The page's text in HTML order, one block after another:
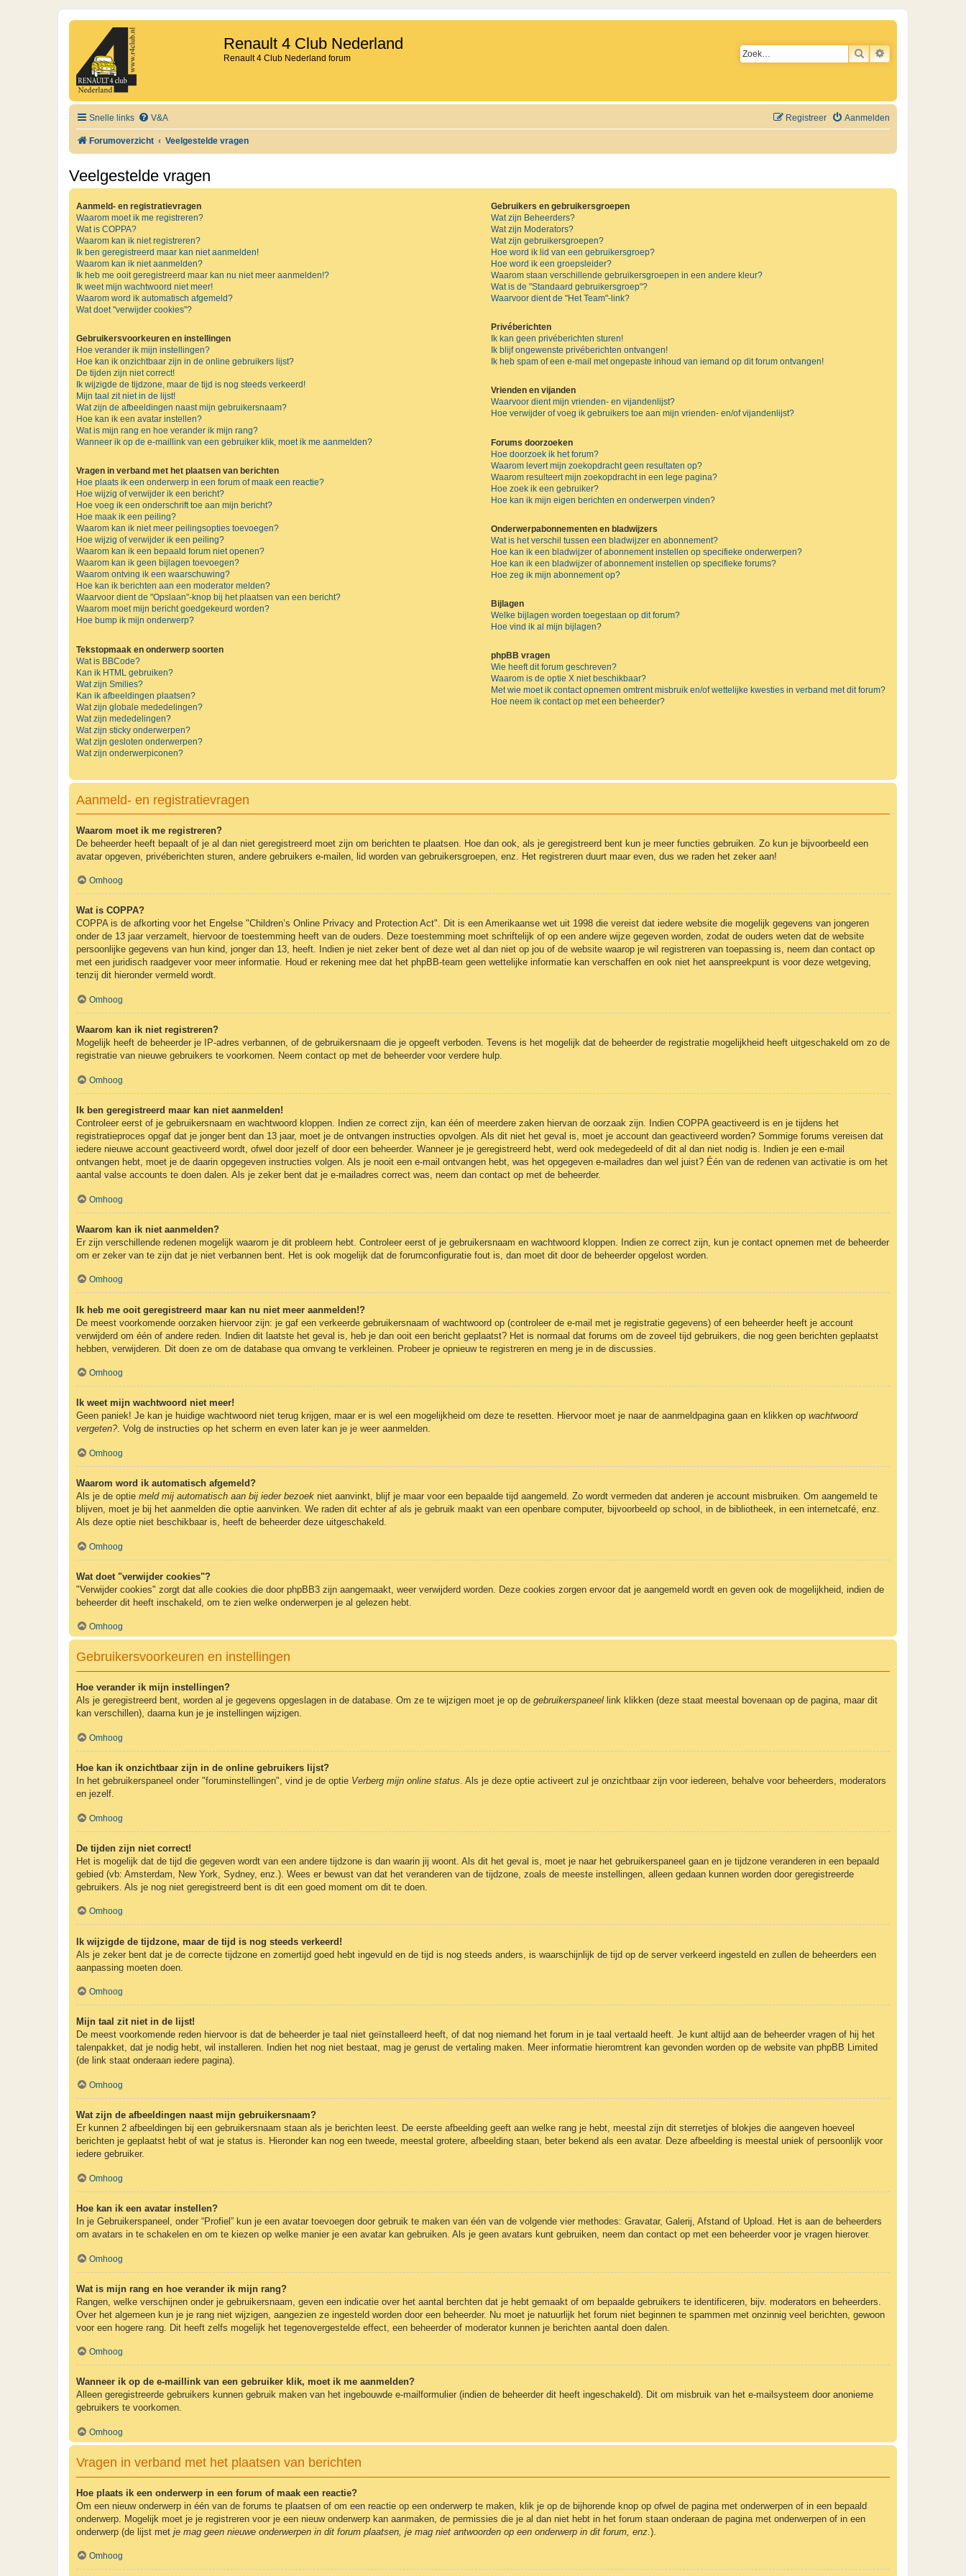
Renault 4 Club Nederland
Renault 4 Club Nederland forum ZOEKUITGEBREID
Snelle links V&A Aanmelden
Registreer
Forumoverzicht Veelgestelde vragen
Veelgestelde vragen
Aanmeld- en registratievragen
Waarom moet ik me registreren?
Wat is COPPA?
Waarom kan ik niet registreren?
Ik ben geregistreerd maar kan niet aanmelden!
Waarom kan ik niet aanmelden?
Ik heb me ooit geregistreerd maar kan nu niet meer aanmelden!?
Ik weet mijn wachtwoord niet meer!
Waarom word ik automatisch afgemeld?
Wat doet "verwijder cookies"?
Gebruikersvoorkeuren en instellingen
Hoe verander ik mijn instellingen?
Hoe kan ik onzichtbaar zijn in de online gebruikers lijst?
De tijden zijn niet correct!
Ik wijzigde de tijdzone, maar de tijd is nog steeds verkeerd!
Mijn taal zit niet in de lijst!
Wat zijn de afbeeldingen naast mijn gebruikersnaam?
Hoe kan ik een avatar instellen?
Wat is mijn rang en hoe verander ik mijn rang?
Wanneer ik op de e-maillink van een gebruiker klik, moet ik me aanmelden?
Vragen in verband met het plaatsen van berichten
Hoe plaats ik een onderwerp in een forum of maak een reactie?
Hoe wijzig of verwijder ik een bericht?
Hoe voeg ik een onderschrift toe aan mijn bericht?
Hoe maak ik een peiling?
Waarom kan ik niet meer peilingsopties toevoegen?
Hoe wijzig of verwijder ik een peiling?
Waarom kan ik een bepaald forum niet openen?
Waarom kan ik geen bijlagen toevoegen?
Waarom ontving ik een waarschuwing?
Hoe kan ik berichten aan een moderator melden?
Waarvoor dient de "Opslaan"-knop bij het plaatsen van een bericht?
Waarom moet mijn bericht goedgekeurd worden?
Hoe bump ik mijn onderwerp?
Tekstopmaak en onderwerp soorten
Wat is BBCode?
Kan ik HTML gebruiken?
Wat zijn Smilies?
Kan ik afbeeldingen plaatsen?
Wat zijn globale mededelingen?
Wat zijn mededelingen?
Wat zijn sticky onderwerpen?
Wat zijn gesloten onderwerpen?
Wat zijn onderwerpiconen?
Gebruikers en gebruikersgroepen
Wat zijn Beheerders?
Wat zijn Moderators?
Wat zijn gebruikersgroepen?
Hoe word ik lid van een gebruikersgroep?
Hoe word ik een groepsleider?
Waarom staan verschillende gebruikersgroepen in een andere kleur?
Wat is de "Standaard gebruikersgroep"?
Waarvoor dient de "Het Team"-link?
Privéberichten
Ik kan geen privéberichten sturen!
Ik blijf ongewenste privéberichten ontvangen!
Ik heb spam of een e-mail met ongepaste inhoud van iemand op dit forum ontvangen!
Vrienden en vijanden
Waarvoor dient mijn vrienden- en vijandenlijst?
Hoe verwijder of voeg ik gebruikers toe aan mijn vrienden- en/of vijandenlijst?
Forums doorzoeken
Hoe doorzoek ik het forum?
Waarom levert mijn zoekopdracht geen resultaten op?
Waarom resulteert mijn zoekopdracht in een lege pagina?
Hoe zoek ik een gebruiker?
Hoe kan ik mijn eigen berichten en onderwerpen vinden?
Onderwerpabonnementen en bladwijzers
Wat is het verschil tussen een bladwijzer en abonnement?
Hoe kan ik een bladwijzer of abonnement instellen op specifieke onderwerpen?
Hoe kan ik een bladwijzer of abonnement instellen op specifieke forums?
Hoe zeg ik mijn abonnement op?
Bijlagen
Welke bijlagen worden toegestaan op dit forum?
Hoe vind ik al mijn bijlagen?
phpBB vragen
Wie heeft dit forum geschreven?
Waarom is de optie X niet beschikbaar?
Met wie moet ik contact opnemen omtrent misbruik en/of wettelijke kwesties in verband met dit forum?
Hoe neem ik contact op met een beheerder?
Aanmeld- en registratievragen
Waarom moet ik me registreren?
De beheerder heeft bepaalt of je al dan niet geregistreerd moet zijn om berichten te plaatsen. Hoe dan ook, als je geregistreerd bent kun je meer functies gebruiken. Zo kun je bijvoorbeeld een
avatar opgeven, privéberichten sturen, andere gebruikers e-mailen, lid worden van gebruikersgroepen, enz. Het registreren duurt maar even, dus we raden het zeker aan!
Omhoog
Wat is COPPA?
COPPA is de afkorting voor het Engelse "Children’s Online Privacy and Protection Act". Dit is een Amerikaanse wet uit 1998 die vereist dat iedere website die mogelijk gegevens van jongeren
onder de 13 jaar verzamelt, hiervoor de toestemming heeft van de ouders. Deze toestemming moet schriftelijk of op een andere wijze gegeven worden, zodat de ouders weten dat de website
persoonlijke gegevens van hun kind, jonger dan 13, heeft. Indien je niet zeker bent of deze wet al dan niet op jou of de website waarop je wil registreren van toepassing is, neem dan contact op
met een juridisch raadgever voor meer informatie. Houd er rekening mee dat het phpBB-team geen wettelijke informatie kan verschaffen en ook niet het aanspreekpunt is voor deze wetgeving,
tenzij dit hieronder vermeld wordt.
Omhoog
Waarom kan ik niet registreren?
Mogelijk heeft de beheerder je IP-adres verbannen, of de gebruikersnaam die je opgeeft verboden. Tevens is het mogelijk dat de beheerder de registratie mogelijkheid heeft uitgeschakeld om zo de
registratie van nieuwe gebruikers te voorkomen. Neem contact op met de beheerder voor verdere hulp.
Omhoog
Ik ben geregistreerd maar kan niet aanmelden!
Controleer eerst of je gebruikersnaam en wachtwoord kloppen. Indien ze correct zijn, kan één of meerdere zaken hiervan de oorzaak zijn. Indien COPPA geactiveerd is en je tijdens het
registratieproces opgaf dat je jonger bent dan 13 jaar, moet je de ontvangen instructies opvolgen. Als dit niet het geval is, moet je account dan geactiveerd worden? Sommige forums vereisen dat
iedere nieuwe account geactiveerd wordt, ofwel door jezelf of door een beheerder. Wanneer je je geregistreerd hebt, werd ook medegedeeld of dit al dan niet nodig is. Indien je een e-mail
ontvangen hebt, moet je de daarin opgegeven instructies volgen. Als je nooit een e-mail ontvangen hebt, was het opgegeven e-mailadres dan wel juist? Één van de redenen van activatie is om het
aantal valse accounts te doen dalen. Als je zeker bent dat je e-mailadres correct was, neem dan contact op met de beheerder.
Omhoog
Waarom kan ik niet aanmelden?
Er zijn verschillende redenen mogelijk waarom je dit probleem hebt. Controleer eerst of je gebruikersnaam en wachtwoord kloppen. Indien ze correct zijn, kun je contact opnemen met de beheerder
om er zeker van te zijn dat je niet verbannen bent. Het is ook mogelijk dat de forumconfiguratie fout is, dan moet dit door de beheerder opgelost worden.
Omhoog
Ik heb me ooit geregistreerd maar kan nu niet meer aanmelden!?
De meest voorkomende oorzaken hiervoor zijn: je gaf een verkeerde gebruikersnaam of wachtwoord op (controleer de e-mail met je registratie gegevens) of een beheerder heeft je account
verwijderd om één of andere reden. Indien dit laatste het geval is, heb je dan ooit een bericht geplaatst? Het is normaal dat forums om de zoveel tijd gebruikers, die nog geen berichten geplaatst
hebben, verwijderen. Dit doen ze om de database qua omvang te verkleinen. Probeer je opnieuw te registreren en meng je in de discussies.
Omhoog
Ik weet mijn wachtwoord niet meer!
Geen paniek! Je kan je huidige wachtwoord niet terug krijgen, maar er is wel een mogelijkheid om deze te resetten. Hiervoor moet je naar de aanmeldpagina gaan en klikken op wachtwoord
vergeten?. Volg de instructies op het scherm en even later kan je je weer aanmelden.
Omhoog
Waarom word ik automatisch afgemeld?
Als je de optie meld mij automatisch aan bij ieder bezoek niet aanvinkt, blijf je maar voor een bepaalde tijd aangemeld. Zo wordt vermeden dat anderen je account misbruiken. Om aangemeld te
blijven, moet je bij het aanmelden die optie aanvinken. We raden dit echter af als je gebruik maakt van een openbare computer, bijvoorbeeld op school, in de bibliotheek, in een internetcafé, enz.
Als deze optie niet beschikbaar is, heeft de beheerder deze uitgeschakeld.
Omhoog
Wat doet "verwijder cookies"?
"Verwijder cookies" zorgt dat alle cookies die door phpBB3 zijn aangemaakt, weer verwijderd worden. Deze cookies zorgen ervoor dat je aangemeld wordt en geven ook de mogelijkheid, indien de
beheerder dit heeft inschakeld, om te zien welke onderwerpen je al gelezen hebt.
Omhoog
Gebruikersvoorkeuren en instellingen
Hoe verander ik mijn instellingen?
Als je geregistreerd bent, worden al je gegevens opgeslagen in de database. Om ze te wijzigen moet je op de gebruikerspaneel link klikken (deze staat meestal bovenaan op de pagina, maar dit
kan verschillen), daarna kun je je instellingen wijzigen.
Omhoog
Hoe kan ik onzichtbaar zijn in de online gebruikers lijst?
In het gebruikerspaneel onder "foruminstellingen", vind je de optie Verberg mijn online status. Als je deze optie activeert zul je onzichtbaar zijn voor iedereen, behalve voor beheerders, moderators
en jezelf.
Omhoog
De tijden zijn niet correct!
Het is mogelijk dat de tijd die gegeven wordt van een andere tijdzone is dan waarin jij woont. Als dit het geval is, moet je naar het gebruikerspaneel gaan en je tijdzone veranderen in een bepaald
gebied (vb: Amsterdam, New York, Sydney, enz.). Wees er bewust van dat het veranderen van de tijdzone, zoals de meeste instellingen, alleen gedaan kunnen worden door geregistreerde
gebruikers. Als je nog niet geregistreerd bent is dit een goed moment om dit te doen.
Omhoog
Ik wijzigde de tijdzone, maar de tijd is nog steeds verkeerd!
Als je zeker bent dat je de correcte tijdzone en zomertijd goed hebt ingevuld en de tijd is nog steeds anders, is waarschijnlijk de tijd op de server verkeerd ingesteld en zullen de beheerders een
aanpassing moeten doen.
Omhoog
Mijn taal zit niet in de lijst!
De meest voorkomende reden hiervoor is dat de beheerder je taal niet geïnstalleerd heeft, of dat nog niemand het forum in je taal vertaald heeft. Je kunt altijd aan de beheerder vragen of hij het
talenpakket, dat je nodig hebt, wil installeren. Indien het nog niet bestaat, mag je gerust de vertaling maken. Meer informatie hieromtrent kan gevonden worden op de website van phpBB Limited
(de link staat onderaan iedere pagina).
Omhoog
Wat zijn de afbeeldingen naast mijn gebruikersnaam?
Er kunnen 2 afbeeldingen bij een gebruikersnaam staan als je berichten leest. De eerste afbeelding geeft aan welke rang je hebt, meestal zijn dit sterretjes of blokjes die aangeven hoeveel
berichten je geplaatst hebt of wat je status is. Hieronder kan nog een tweede, meestal grotere, afbeelding staan, beter bekend als een avatar. Deze afbeelding is meestal uniek of persoonlijk voor
iedere gebruiker.
Omhoog
Hoe kan ik een avatar instellen?
In je Gebruikerspaneel, onder “Profiel” kun je een avatar toevoegen door gebruik te maken van één van de volgende vier methodes: Gravatar, Galerij, Afstand of Upload. Het is aan de beheerders
om avatars in te schakelen en om te kiezen op welke manier je een avatar kan gebruiken. Als je geen avatars kunt gebruiken, neem dan contact op met een beheerder voor je vragen hierover.
Omhoog
Wat is mijn rang en hoe verander ik mijn rang?
Rangen, welke verschijnen onder je gebruikersnaam, geven een indicatie over het aantal berchten dat je hebt gemaakt of om bepaalde gebruikers te identificeren, bijv. moderators en beheerders.
Over het algemeen kun je je rang niet wijzigen, aangezien ze ingesteld worden door een beheerder. Nu moet je natuurlijk het forum niet beginnen te spammen met onzinnig veel berichten, gewoon
voor een hogere rang. Dit heeft zelfs mogelijk het tegenovergestelde effect, een beheerder of moderator kunnen je berichten aantal doen dalen.
Omhoog
Wanneer ik op de e-maillink van een gebruiker klik, moet ik me aanmelden?
Alleen geregistreerde gebruikers kunnen gebruik maken van het ingebouwde e-mailformulier (indien de beheerder dit heeft ingeschakeld). Dit om misbruik van het e-mailsysteem door anonieme
gebruikers te voorkomen.
Omhoog
Vragen in verband met het plaatsen van berichten
Hoe plaats ik een onderwerp in een forum of maak een reactie?
Om een nieuw onderwerp in één van de forums te plaatsen of om een reactie op een onderwerp te maken, klik je op de bijhorende knop op ofwel de pagina met onderwerpen of in een bepaald
onderwerp. Mogelijk moet je je registreren voor je een nieuw onderwerp kan aanmaken, de permissies die je al dan niet hebt in het forum staan onderaan de pagina met onderwerpen of in een
onderwerp (de lijst met je mag geen nieuwe onderwerpen in dit forum plaatsen, je mag niet antwoorden op een onderwerp in dit forum, enz. ).
Omhoog